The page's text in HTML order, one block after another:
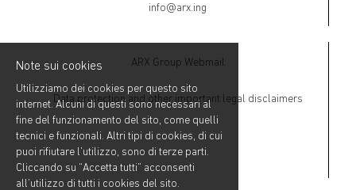
info@arx.ing
ARX Group Webmail
Data protection and other important legal disclaimers
Note sui cookies
Utilizziamo dei cookies per questo sito
internet. Alcuni di questi sono necessari al
fine del funzionamento del sito, come quelli
tecnici e funzionali. Altri tipi di cookies, di cui
puoi rifiutare l’utilizzo, sono di terze parti.
Cliccando su “Accetta tutti” acconsenti
all’utilizzo di tutti i cookies del sito.